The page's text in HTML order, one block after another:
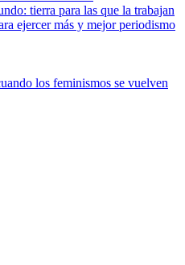
tierra para las que la trabajan
ejercer más y mejor periodismo
los feminismos se vuelven